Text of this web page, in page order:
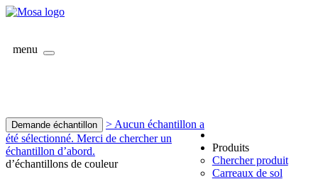
menu
Demande échantillon
> Aucun échantillon a
été sélectionné. Merci de chercher un
échantillon d’abord.
d’échantillons de couleur
Produits
Chercher produit
Carreaux de sol